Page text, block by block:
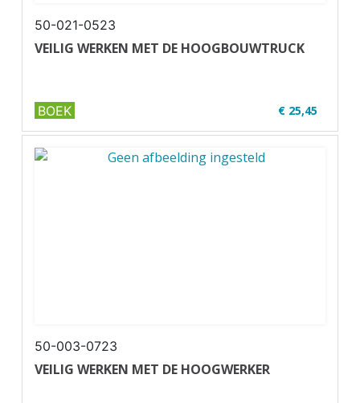
50-021-0523
VEILIG WERKEN MET DE HOOGBOUWTRUCK
€ 25,45
✔ Zwart-wit
✔ Wire-o
BOEK
50-003-0723
VEILIG WERKEN MET DE HOOGWERKER